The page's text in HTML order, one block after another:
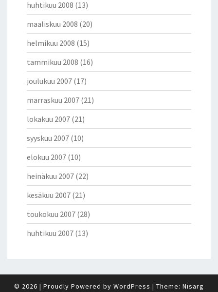
huhtikuu 2008 (13)
maaliskuu 2008 (20)
helmikuu 2008 (15)
tammikuu 2008 (16)
joulukuu 2007 (17)
marraskuu 2007 (21)
lokakuu 2007 (21)
syyskuu 2007 (10)
elokuu 2007 (10)
heinäkuu 2007 (22)
kesäkuu 2007 (21)
toukokuu 2007 (28)
huhtikuu 2007 (13)
© 2026 | Proudly Powered by WordPress | Theme: Nisarg